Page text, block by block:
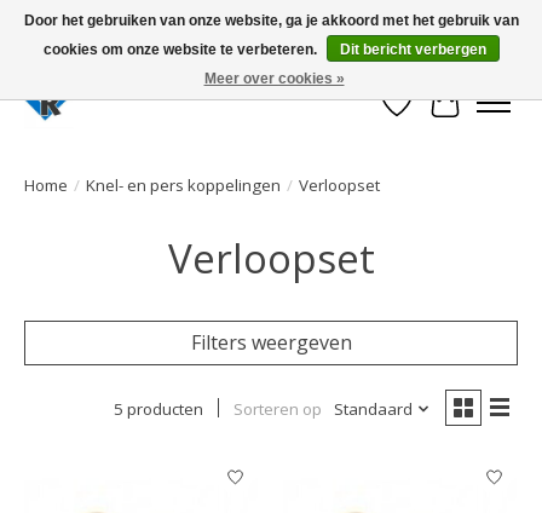
Large selection of products and fast shipping!
Verlanglijst
Home / Knel- en pers koppelingen / Verloopset
Verloopset
Filters weergeven
5 producten Sorteren op Standaard
Door het gebruiken van onze website, ga je akkoord met het gebruik van
cookies om onze website te verbeteren.
Dit bericht verbergen
Meer over cookies »